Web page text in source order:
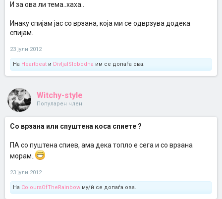
И за ова ли тема..хаха..
Инаку спијам јас со врзана, која ми се одврзува додека
спијам.
23 јули 2012
На Heartbeat и DivljaISlobodna им се допаѓа ова.
Witchy-style
Популарен член
Со врзана или спуштена коса спиете ?
ПА со пуштена спиев, ама дека топло е сега и со врзана
морам..
23 јули 2012
На ColoursOfTheRainbow му/ѝ се допаѓа ова.